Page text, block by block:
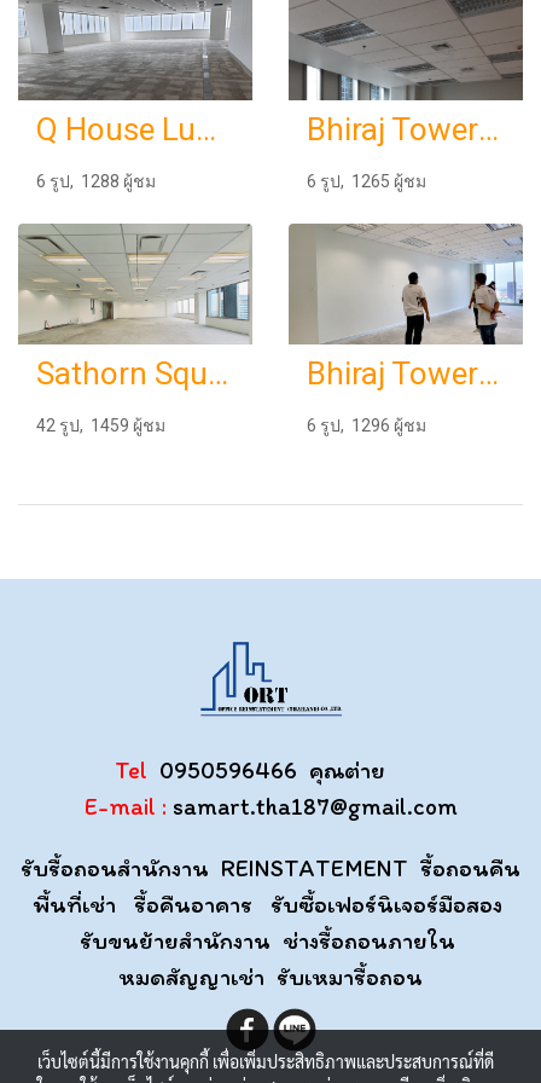
Q House Lumphinee Level 25
6 รูป, 1288 ผู้ชม
Bhiraj Tower at Bitec Level 12
6 รูป, 1265 ผู้ชม
Sathorn Square Level 4
42 รูป, 1459 ผู้ชม
Bhiraj Tower at Emquartier Level 35
6 รูป, 1296 ผู้ชม
Tel 0950596466 คุณต่าย
E-mail : samart.tha187@gmail.com
รับรื้อถอนสำนักงาน REINSTATEMENT รื้อถอนคืน
พื้นที่เช่า รื้อคืนอาคาร รับซื้อเฟอร์นิเจอร์มือสอง
รับขนย้ายสำนักงาน ช่างรื้อถอนภายใน
หมดสัญญาเช่า รับเหมารื้อถอน
เว็บไซต์นี้มีการใช้งานคุกกี้ เพื่อเพิ่มประสิทธิภาพและประสบการณ์ที่ดี